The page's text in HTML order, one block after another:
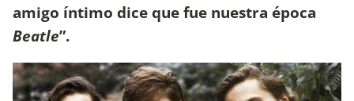
amigo íntimo dice que fue nuestra época
Beatle”.